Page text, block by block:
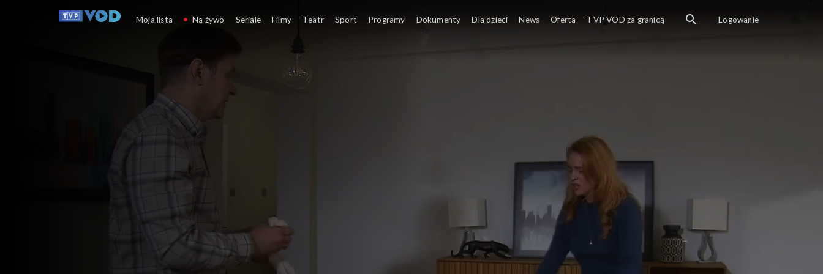
Klan
Moja lista Na żywo Seriale Filmy Teatr Sport Programy Dokumenty Dla dzieci News Oferta TVP VOD za granicą Logowanie